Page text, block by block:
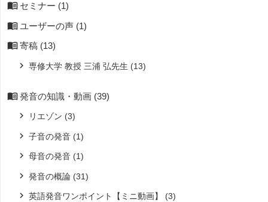
セミナー (1)
ユーザーの声 (1)
寄稿 (13)
専修大学 教授 三浦 弘先生 (13)
発音の知識・動画 (39)
リエゾン (3)
子音の発音 (1)
母音の発音 (1)
発音の概論 (31)
英語発音ワンポイント【ミニ動画】 (3)